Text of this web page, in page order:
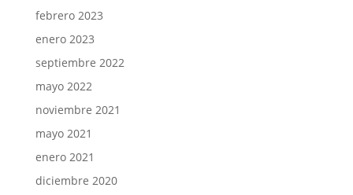
febrero 2023
enero 2023
septiembre 2022
mayo 2022
noviembre 2021
mayo 2021
enero 2021
diciembre 2020